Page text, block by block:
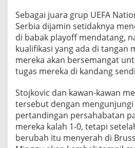
Sebagai juara grup UEFA
Serbia dijamin setidaknya
di babak playoff mendatang,
kualifikasi yang ada di tangan
mereka akan bersemangat
tugas mereka di kandang
Stojkovic dan kawan-kawan
tersebut dengan
pertandingan persahabatan
mereka kalah 1-0, tetapi
berubah itu menyerah di